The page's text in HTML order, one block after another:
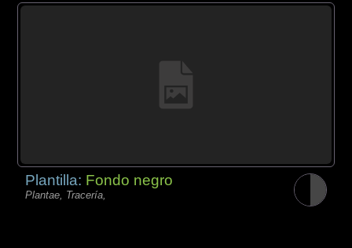
Plantilla: Fondo negro
Plantae, Tracería,